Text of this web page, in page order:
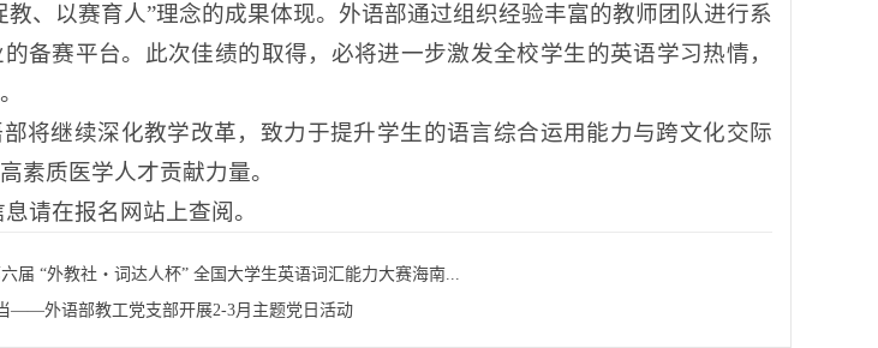
、以赛育人”理念的成果体现。外语部通过组织经验丰富的教师团队进行系
备赛平台。此次佳绩的取得，必将进一步激发全校学生的英语学习热情，
将继续深化教学改革，致力于提升学生的语言综合运用能力与跨文化交际
素质医学人才贡献力量。
请在报名网站上查阅。
“外教社・词达人杯” 全国大学生英语词汇能力大赛海南...
——外语部教工党支部开展2-3月主题党日活动